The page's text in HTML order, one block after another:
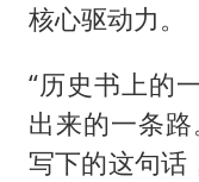
核⼼驱动⼒。
“历史书上的
出来的一条
写下的这句话